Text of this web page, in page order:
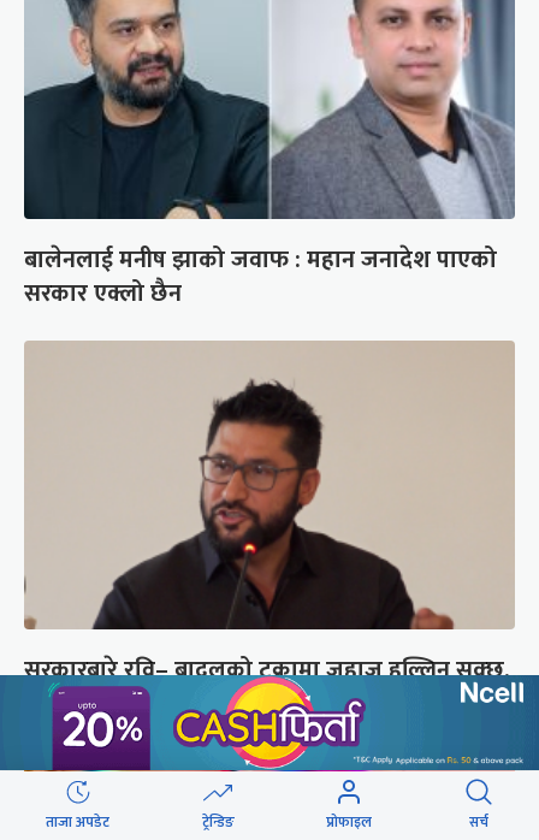
बालेनलाई मनीष झाको जवाफ : महान जनादेश पाएको
सरकार एक्लो छैन
सरकारबारे रवि– बादलको टुक्रामा जहाज हल्लिन सक्छ,
डर मान्नु पर्दैन
ताजा अपडेट ट्रेन्डिङ प्रोफाइल सर्च